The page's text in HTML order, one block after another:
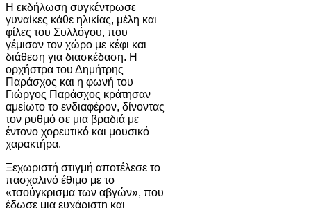
Η εκδήλωση συγκέντρωσε
γυναίκες κάθε ηλικίας, μέλη και
φίλες του Συλλόγου, που
γέμισαν τον χώρο με κέφι και
διάθεση για διασκέδαση. Η
ορχήστρα του Δημήτρης
Παράσχος και η φωνή του
Γιώργος Παράσχος κράτησαν
αμείωτο το ενδιαφέρον, δίνοντας
τον ρυθμό σε μια βραδιά με
έντονο χορευτικό και μουσικό
χαρακτήρα.
Ξεχωριστή στιγμή αποτέλεσε το
πασχαλινό έθιμο με το
«τσούγκρισμα των αβγών», που
έδωσε μια ευχάριστη και